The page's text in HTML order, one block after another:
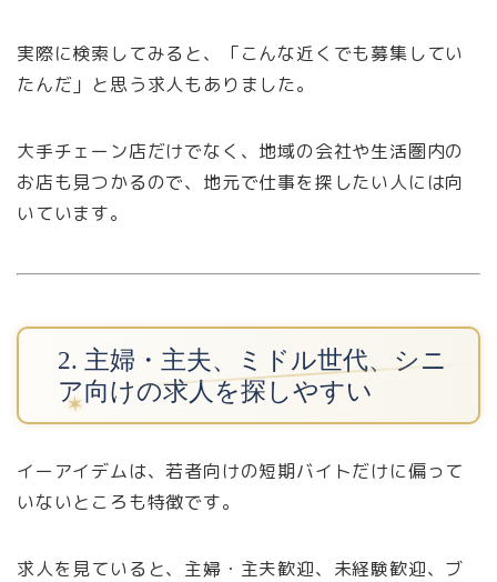
実際に検索してみると、「こんな近くでも募集してい
たんだ」と思う求人もありました。
大手チェーン店だけでなく、地域の会社や生活圏内の
お店も見つかるので、地元で仕事を探したい人には向
いています。
2. 主婦・主夫、ミドル世代、シニ
ア向けの求人を探しやすい
イーアイデムは、若者向けの短期バイトだけに偏って
いないところも特徴です。
求人を見ていると、主婦・主夫歓迎、未経験歓迎、ブ